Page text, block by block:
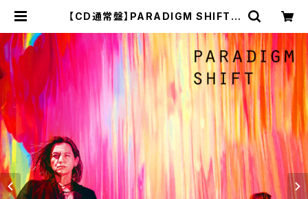
【CD通常盤】PARADIGM SHIFT |
fficial Online Shop